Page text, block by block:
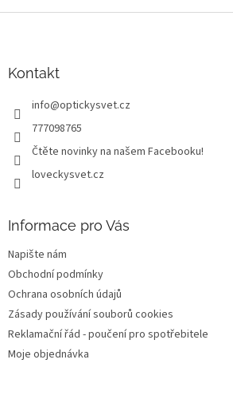
Kontakt
info@optickysvet.cz
777098765
Čtěte novinky na našem Facebooku!
loveckysvet.cz
Informace pro Vás
Napište nám
Obchodní podmínky
Ochrana osobních údajů
Zásady používání souborů cookies
Reklamační řád - poučení pro spotřebitele
Moje objednávka